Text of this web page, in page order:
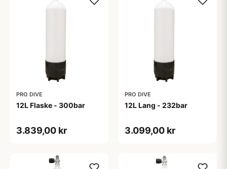
PRO DIVE
12L Flaske - 300bar
3.839,00 kr
PRO DIVE
12L Lang - 232bar
3.099,00 kr